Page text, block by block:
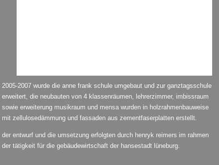
2005-2007 wurde die anne frank schule umgebaut und zur ganztagsschule
erweitert, die neubauten von 4 klassenräumen, lehrerzimmer, imbissraum
sowie erweiterung musikraum und mensa wurden in holzrahmenbauweise
mit zellulosedämmung und fassaden aus zementfaserplatten erstellt.
der entwurf und die umsetzung erfolgten durch henryk reimers im rahmen
der tätigkeit für die gebäudewirtschaft der hansestadt lüneburg.